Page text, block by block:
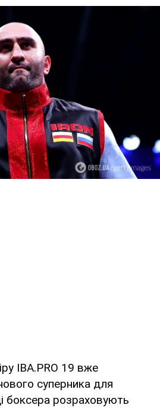
IBA.PRO 19 вже
суперника для
боксера розраховують